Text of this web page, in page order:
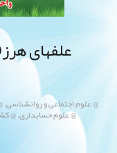
علفهای
@ علوم اجتماعی و روانشناسی,
@ علوم حسابداری,
@